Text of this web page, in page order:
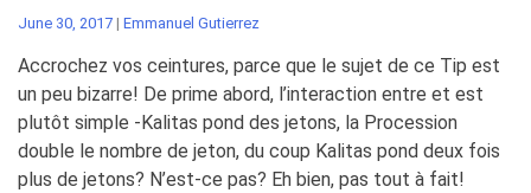
June 30, 2017 | Emmanuel Gutierrez
Accrochez vos ceintures, parce que le sujet de ce Tip est
un peu bizarre! De prime abord, l’interaction entre et est
plutôt simple -Kalitas pond des jetons, la Procession
double le nombre de jeton, du coup Kalitas pond deux fois
plus de jetons? N’est-ce pas? Eh bien, pas tout à fait!